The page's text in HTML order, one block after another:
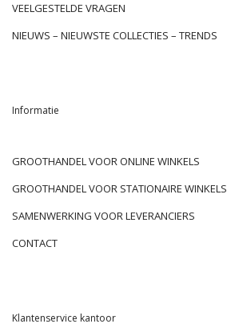
VEELGESTELDE VRAGEN
NIEUWS – NIEUWSTE COLLECTIES – TRENDS
Informatie
GROOTHANDEL VOOR ONLINE WINKELS
GROOTHANDEL VOOR STATIONAIRE WINKELS
SAMENWERKING VOOR LEVERANCIERS
CONTACT
Klantenservice kantoor